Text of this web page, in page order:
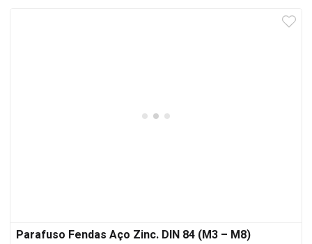
Parafuso Fendas Aço Zinc. DIN 84 (M3 – M8)